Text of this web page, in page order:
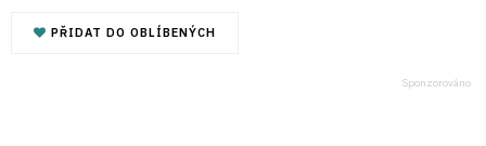
PŘIDAT DO OBLÍBENÝCH